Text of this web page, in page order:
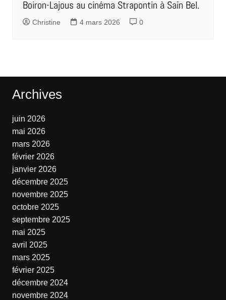
Boiron-Lajous au cinéma Strapontin à Sain Bel.
Christine 4 mars 2026 0
Archives
juin 2026
mai 2026
mars 2026
février 2026
janvier 2026
décembre 2025
novembre 2025
octobre 2025
septembre 2025
mai 2025
avril 2025
mars 2025
février 2025
décembre 2024
novembre 2024